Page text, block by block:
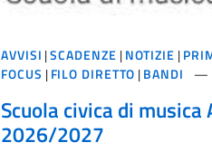
AVVISI |SCADENZE |NOTIZIE |
FOCUS |FILO DIRETTO |BANDI
Scuola civica di musica
2026/2027